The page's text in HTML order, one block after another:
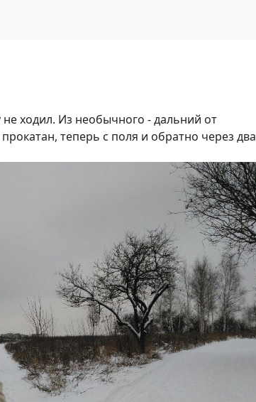
ходил. Из необычного - дальний от
теперь с поля и обратно через два